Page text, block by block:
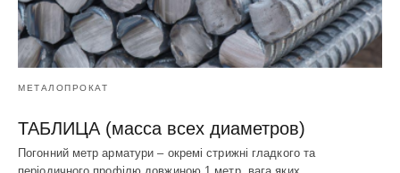
МЕТАЛОПРОКАТ
ТАБЛИЦА (масса всех диаметров)
Погонний метр арматури – окремі стрижні гладкого та